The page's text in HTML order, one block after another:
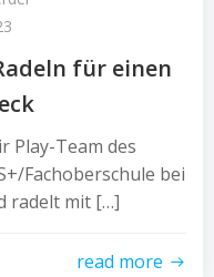
für einen
Play-Team des
Fachoberschule bei
radelt mit […]
read more